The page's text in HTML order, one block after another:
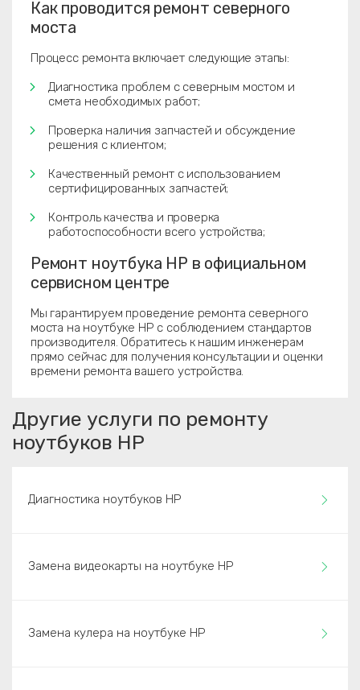
Как проводится ремонт северного
моста
Процесс ремонта включает следующие этапы:
Диагностика проблем с северным мостом и
смета необходимых работ;
Проверка наличия запчастей и обсуждение
решения с клиентом;
Качественный ремонт с использованием
сертифицированных запчастей;
Контроль качества и проверка
работоспособности всего устройства;
Ремонт ноутбука HP в официальном
сервисном центре
Мы гарантируем проведение ремонта северного
моста на ноутбуке HP с соблюдением стандартов
производителя. Обратитесь к нашим инженерам
прямо сейчас для получения консультации и оценки
времени ремонта вашего устройства.
Другие услуги по ремонту
ноутбуков HP
Диагностика ноутбуков HP
Замена видеокарты на ноутбуке HP
Замена кулера на ноутбуке HP